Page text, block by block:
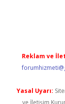
Reklam ve
Yasal Uyarı:
ve İletişim